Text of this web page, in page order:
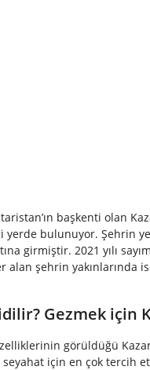
başkenti olan
bulunuyor. Şehrin
girmiştir. 2021 yılı
alan şehrin
Gezmek için
görüldüğü
için en çok tercih